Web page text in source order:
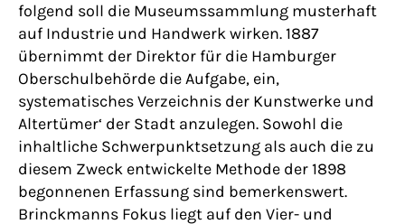
folgend soll die Museumssammlung musterhaft
auf Industrie und Handwerk wirken. 1887
übernimmt der Direktor für die Hamburger
Oberschulbehörde die Aufgabe, ein‚
systematisches Verzeichnis der Kunstwerke und
Altertümer‘ der Stadt anzulegen. Sowohl die
inhaltliche Schwerpunktsetzung als auch die zu
diesem Zweck entwickelte Methode der 1898
begonnenen Erfassung sind bemerkenswert.
Brinckmanns Fokus liegt auf den Vier- und